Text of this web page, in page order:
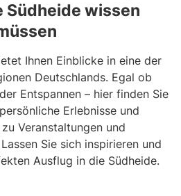
Südheide wissen
Ihnen Einblicke in eine der
Deutschlands. Egal ob
Entspannen – hier finden Sie
Erlebnisse und
Veranstaltungen und
Sie sich inspirieren und
Ausflug in die Südheide.